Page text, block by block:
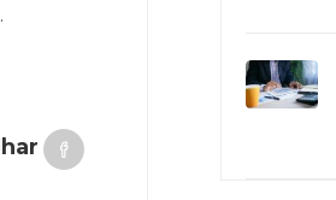
.